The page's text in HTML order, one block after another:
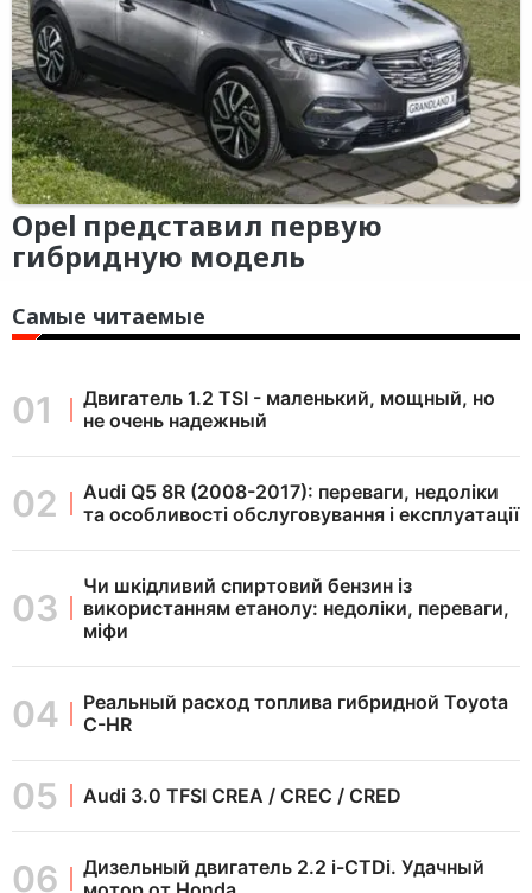
Opel представил первую
гибридную модель
Самые читаемые
Двигатель 1.2 TSI - маленький, мощный, но
не очень надежный
Audi Q5 8R (2008-2017): переваги, недоліки
та особливості обслуговування і експлуатації
Чи шкідливий спиртовий бензин із
використанням етанолу: недоліки, переваги,
міфи
Реальный расход топлива гибридной Toyota
C-HR
Audi 3.0 TFSI CREA / CREC / CRED
Дизельный двигатель 2.2 i-CTDi. Удачный